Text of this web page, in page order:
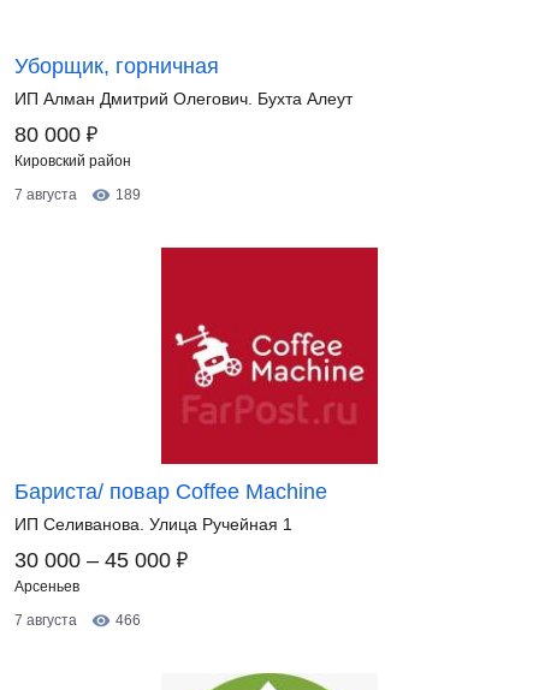
Уборщик, горничная
ИП Алман Дмитрий Олегович. Бухта Алеут
80 000 ₽
Кировский район
7 августа
189
Бариста/ повар Coffee Machine
ИП Селиванова. Улица Ручейная 1
30 000 – 45 000 ₽
Арсеньев
7 августа
466